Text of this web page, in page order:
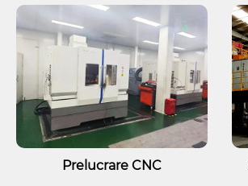
Prelucrare CNC